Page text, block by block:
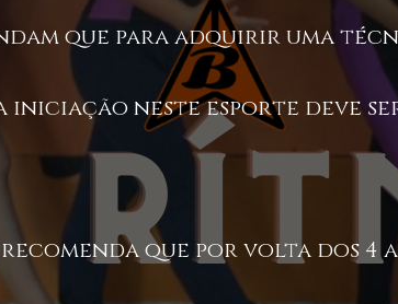
que para adquirir uma
iniciação neste esporte deve
que por volta dos 4